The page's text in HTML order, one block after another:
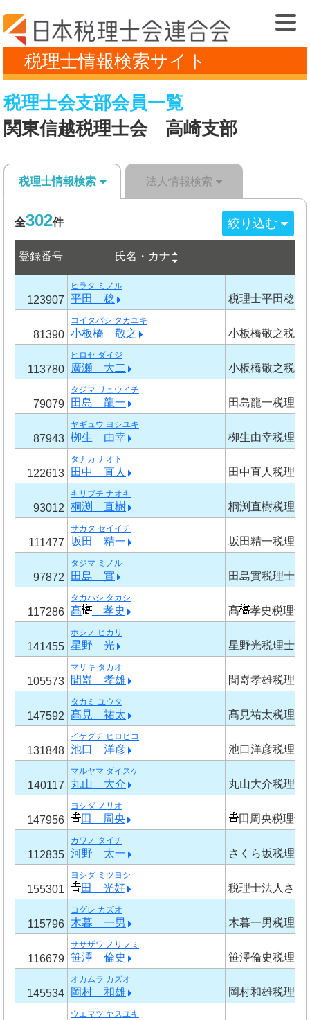
税理士情報検索サイト
税理士会支部会員一覧
関東信越税理士会 高崎支部
税理士情報検索 法人情報検索
全302件 絞り込む
登録番号 氏名・カナ
123907
ヒラタ ミノル
平田 稔 税理士平田稔事
81390
コイタバシ タカユキ
小板橋 敬之 小板橋敬之税理
113780
ヒロセ ダイジ
廣瀬 大二 小板橋敬之税理
79079
タジマ リュウイチ
田島 龍一 田島龍一税理士
87943
ヤギュウ ヨシユキ
栁生 由幸 栁生由幸税理士
122613
タナカ ナオト
田中 直人 田中直人税理士
93012
キリブチ ナオキ
桐渕 直樹 桐渕直樹税理士
111477
サカタ セイイチ
坂田 精一 坂田精一税理士
97872
タジマ ミノル
田島 實 田島實税理士事
117286
タカハシ タカシ
髙 孝史 髙 孝史税理士
141455
ホシノ ヒカリ
星野 光 星野光税理士事
105573
マザキ タカオ
間嵜 孝雄 間嵜孝雄税理士
147592
タカミ ユウタ
髙見 祐太 髙見祐太税理士
131848
イケグチ ヒロヒコ
池口 洋彦 池口洋彦税理士
140117
マルヤマ ダイスケ
丸山 大介 丸山大介税理士
147956
ヨシダ ノリオ
田 周央 田周央税理士
112835
カワノ タイチ
河野 太一 さくら坂税理
155301
ヨシダ ミツヨシ
田 光好 税理士法人さ
115796
コグレ カズオ
木暮 一男 木暮一男税理士
116679
ササザワ ノリフミ
笹澤 倫史 笹澤倫史税理士
145534
オカムラ カズオ
岡村 和雄 岡村和雄税理士
ウエマツ ヤスユキ